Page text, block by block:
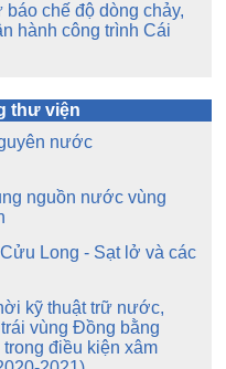
báo chế độ dòng chảy,
hành công trình Cái
thư viện
nước
nguồn nước vùng
Long - Sạt lở và các
kỹ thuật trữ nước,
vùng Đồng bằng
điều kiện xâm